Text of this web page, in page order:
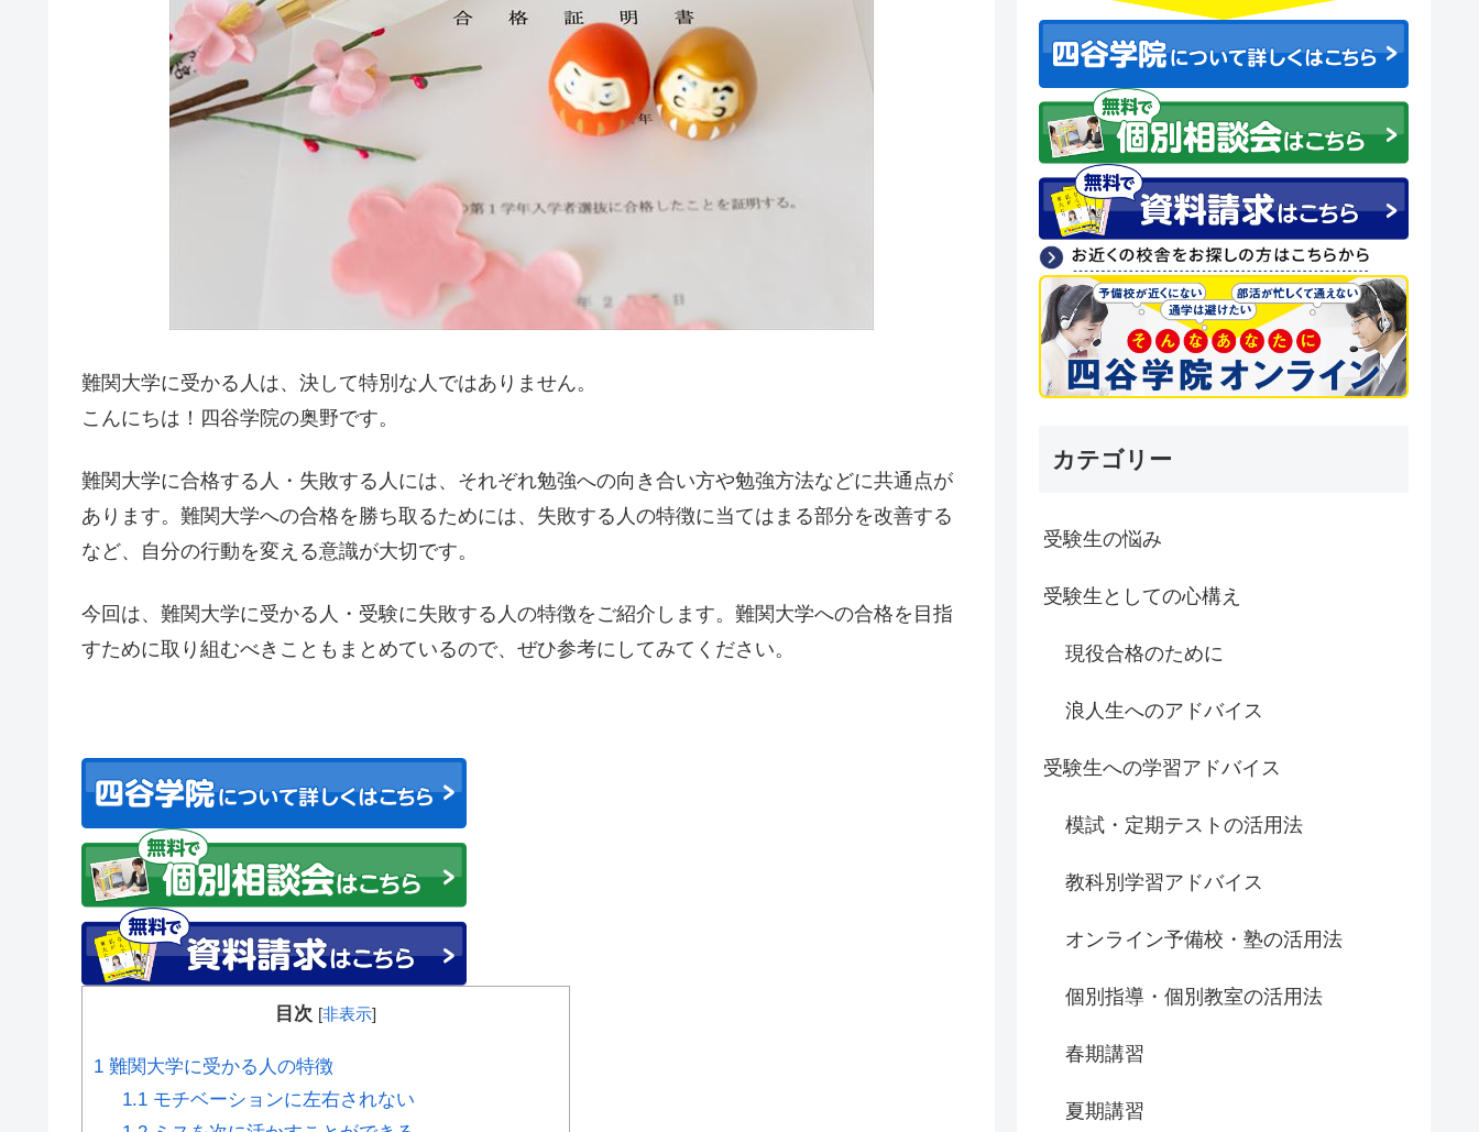
難関大学に受かる人は、決して特別な人ではありません。
こんにちは！四谷学院の奥野です。
難関大学に合格する人・失敗する人には、それぞれ勉強への向き合い方や勉強方法などに共通点が
あります。難関大学への合格を勝ち取るためには、失敗する人の特徴に当てはまる部分を改善する
など、自分の行動を変える意識が大切です。
今回は、難関大学に受かる人・受験に失敗する人の特徴をご紹介します。難関大学への合格を目指
すために取り組むべきこともまとめているので、ぜひ参考にしてみてください。
目次 [非表示]
1 難関大学に受かる人の特徴
1.1モチベーションに左右されない
カテゴリー
受験生の悩み
受験生としての心構え
現役合格のために
浪人生へのアドバイス
受験生への学習アドバイス
模試・定期テストの活用法
教科別学習アドバイス
オンライン予備校・塾の活用法
個別指導・個別教室の活用法
春期講習
夏期講習